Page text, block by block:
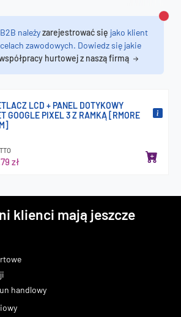
należyzarejestrować się jako klient
zawodowych. Dowiedz się jakie
hurtowej z naszą firmą
LCD + PANEL DOTYKOWY
GOOGLE PIXEL 3 Z RAMKĄ [RMORE
zł
klienci mają jeszcze
handlowy